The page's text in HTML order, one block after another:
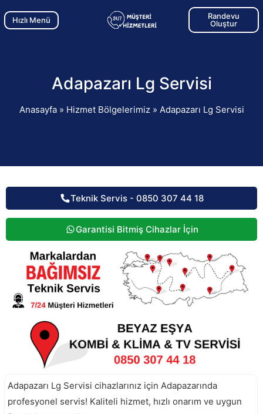
Hızlı Menü
Randevu
Oluştur
Adapazarı Lg Servisi
Anasayfa» Hizmet Bölgelerimiz» Adapazarı Lg Servisi
Teknik Servis - 0850 307 44 18
Garantisi Bitmiş Cihazlar İçin
Adapazarı Lg Servisi cihazlarınız için Adapazarında
profesyonel servis! Kaliteli hizmet, hızlı onarım ve uygun